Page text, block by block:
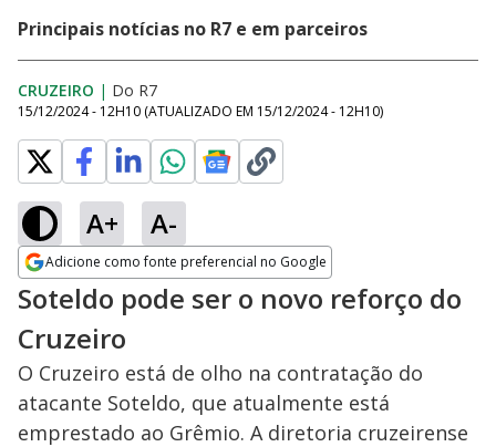
Principais notícias no R7 e em parceiros
CRUZEIRO | Do R7
15/12/2024 - 12H10 (ATUALIZADO EM 15/12/2024 - 12H10)
A+ A-
Adicione como fonte preferencial no Google
Opens in new window
Soteldo pode ser o novo reforço do
Cruzeiro
O Cruzeiro está de olho na contratação do
atacante Soteldo, que atualmente está
emprestado ao Grêmio. A diretoria cruzeirense